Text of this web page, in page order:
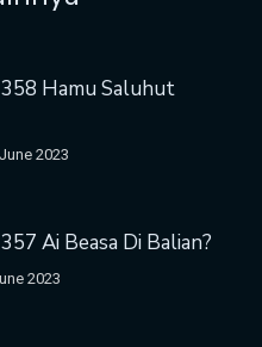
Hamu Saluhut
2023
Ai Beasa Di Balian?
2023